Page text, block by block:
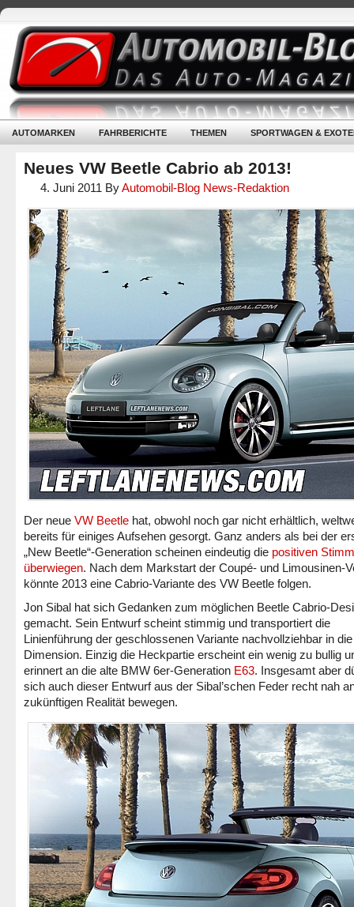
AUTOMARKEN FAHRBERICHTE THEMEN SPORTWAGEN &
Neues VW Beetle Cabrio ab 2013!
4. Juni 2011 ByAutomobil-Blog News-Redaktion
Der neue VW Beetle hat, obwohl noch gar nicht erhältlich,
bereits für einiges Aufsehen gesorgt. Ganz anders als bei der
„New Beetle“-Generation scheinen eindeutig die positiven
überwiegen. Nach dem Markstart der Coupé- und Limousinen-
könnte 2013 eine Cabrio-Variante des VW Beetle folgen.
Jon Sibal hat sich Gedanken zum möglichen Beetle Cabrio-
gemacht. Sein Entwurf scheint stimmig und transportiert die
Linienführung der geschlossenen Variante nachvollziehbar in
Dimension. Einzig die Heckpartie erscheint ein wenig zu bullig
erinnert an die alte BMW 6er-Generation E63. Insgesamt aber
sich auch dieser Entwurf aus der Sibal’schen Feder recht nah
zukünftigen Realität bewegen.